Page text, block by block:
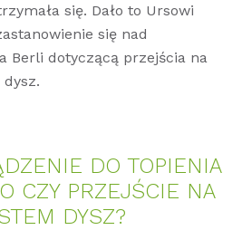
się. Dało to Ursowi
się nad
Berli dotyczącą przejścia na
DO TO­PI­E­NIA
CZY PRZE­JŚ­CIE NA
DYSZ?